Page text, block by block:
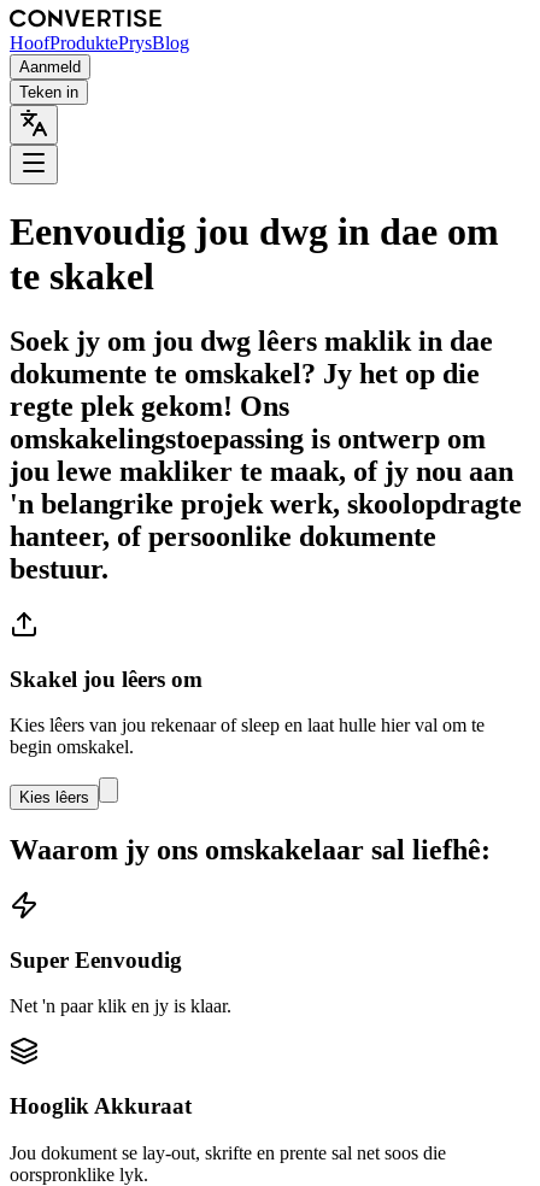
HoofProduktePrysBlog
Aanmeld
Teken in
Eenvoudig jou dwg in dae om
te skakel
Soek jy om jou dwg lêers maklik in dae
dokumente te omskakel? Jy het op die
regte plek gekom! Ons
omskakelingstoepassing is ontwerp om
jou lewe makliker te maak, of jy nou aan
'n belangrike projek werk, skoolopdragte
hanteer, of persoonlike dokumente
bestuur.
Skakel jou lêers om
Kies lêers van jou rekenaar of sleep en laat hulle hier val om te
begin omskakel.
Kies lêers
Waarom jy ons omskakelaar sal liefhê:
Super Eenvoudig
Net 'n paar klik en jy is klaar.
Hooglik Akkuraat
Jou dokument se lay-out, skrifte en prente sal net soos die
oorspronklike lyk.